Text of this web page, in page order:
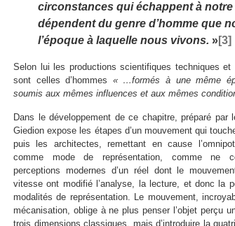
circonstances qui échappent à
dépendent du genre d’homme que
l’époque à laquelle nous vivons. »[3]
Selon lui les productions scientifiques techniques et
sont celles d’hommes « …formés à une même
soumis aux mêmes influences et aux mêmes
Dans le développement de ce chapitre, préparé par
Giedion expose les étapes d’un mouvement qui
puis les architectes, remettant en cause
comme mode de représentation, comme ne
perceptions modernes d’un réel dont le
vitesse ont modifié l’analyse, la lecture, et donc la
modalités de représentation. Le mouvement,
mécanisation, oblige à ne plus penser l’objet perçu
trois dimensions classiques, mais d’introduire la